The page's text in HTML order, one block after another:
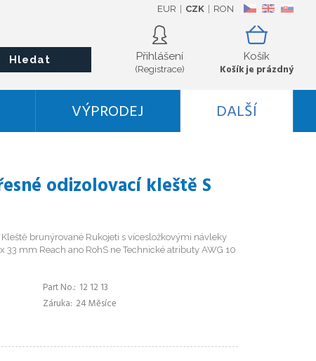
CZ EN SK
EUR CZK RON
Košík
Košík je prázdný
Přihlášení
(Registrace)
Hledat
VÝPRODEJ DALŠÍ
odizolovací kleště S
Kleště brunýrované Rukojeti s vícesložkovými návleky
33 mm Reach ano RohS ne Technické atributy AWG 10
Part No. 12 12 13
Záruka 24 Měsíce